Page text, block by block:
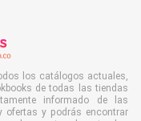
los catálogos actuales,
de todas las tiendas
informado de las
ofertas y podrás encontrar